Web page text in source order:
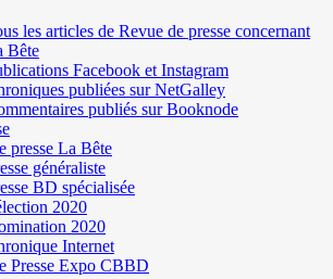
les articles de Revue de presse concernant
Bête
Facebook et Instagram
publiées sur NetGalley
publiés sur Booknode
presse La Bête
généraliste
BD spécialisée
2020
2020
Internet
Presse Expo CBBD